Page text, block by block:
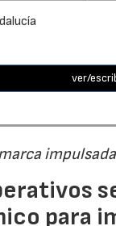
ver/
para